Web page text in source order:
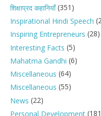
शिक्षाप्रद कहानियाँ(351)
Inspirational Hindi Speech
Inspiring Entrepreneurs (28)
Interesting Facts (5)
Mahatma Gandhi (6)
Miscellaneous (64)
Miscellaneous (55)
News (22)
Personal Development